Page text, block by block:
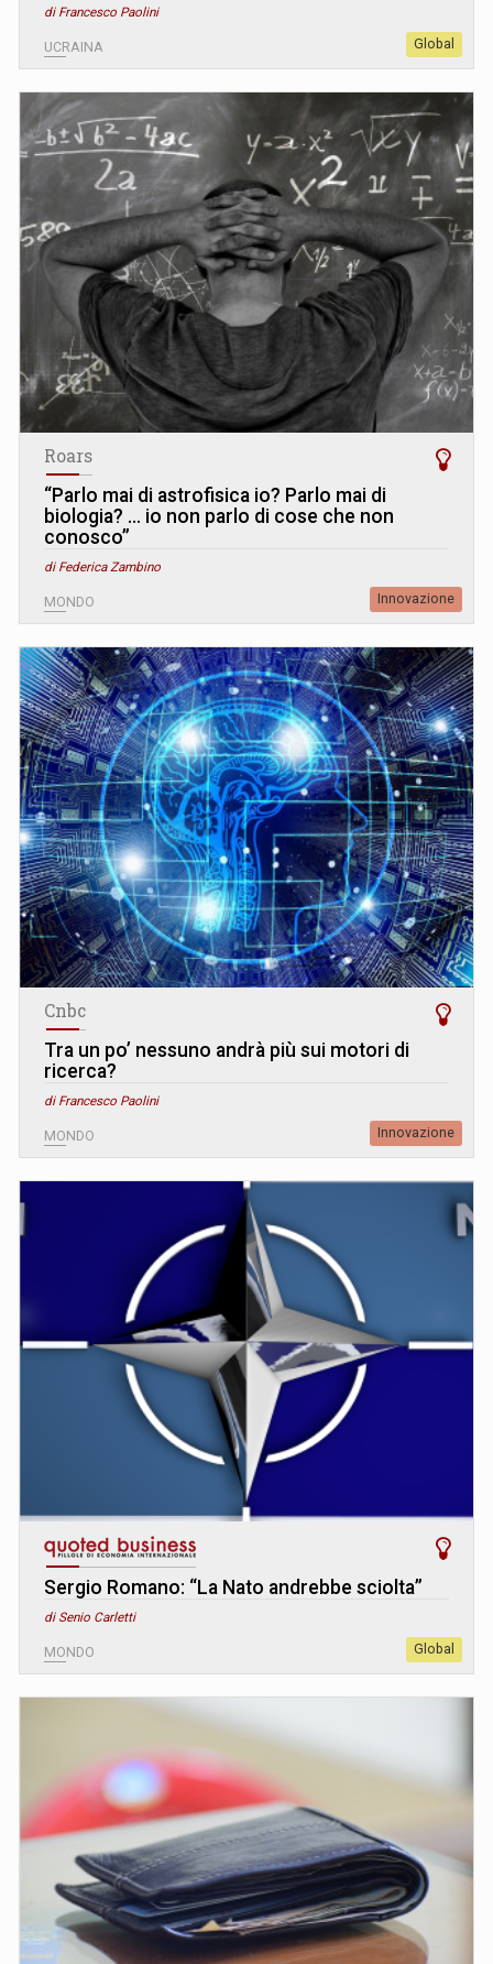
di Francesco Paolini
UCRAINA Global
Roars
“Parlo mai di astrofisica io? Parlo mai di
biologia? … io non parlo di cose che non
conosco”
di Federica Zambino
MONDO Innovazione
Cnbc
Tra un po’ nessuno andrà più sui motori di
ricerca?
di Francesco Paolini
MONDO Innovazione
Sergio Romano: “La Nato andrebbe sciolta”
di Senio Carletti
MONDO Global